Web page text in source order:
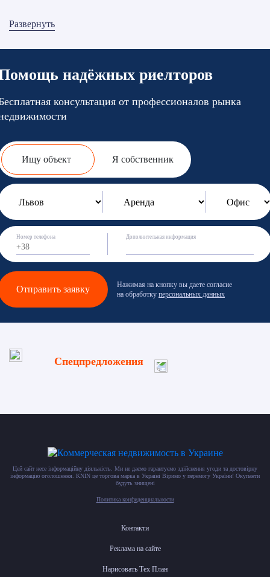
Развернуть
надёжных риелторов
консультация от профессионалов рынка
Ищу объект Я собственник
Номер телефона Дополнительная информация
Отправить заявку
Нажимая на кнопку вы даете согласие
на обработку персональных данных
Спецпредложения
Цей сайт несе інформаційну діяльність. Ми не даємо гарантуємо здійснення угоди та достовірну
інформацію оголошення. KNIN це торгова марка в Україні Віримо у перемогу України! Окупанти
будуть знищені
Политика конфиденциальности
Контакти
Реклама на сайте
Нарисовать Тех План